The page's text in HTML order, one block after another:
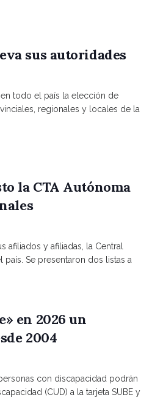
sus autoridades
todo el país la elección de
regionales y locales de la
la CTA Autónoma
y afiliadas, la Central
Se presentaron dos listas a
en 2026 un
2004
con discapacidad podrán
(CUD) a la tarjeta SUBE y